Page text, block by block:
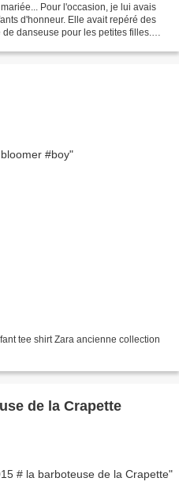
Pour l'occasion, je lui avais
d'honneur. Elle avait repéré des
danseuse pour les petites filles.
tee shirt Zara ancienne collection
de la Crapette